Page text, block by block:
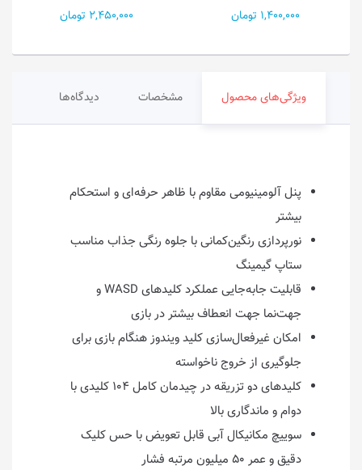
1,400,000 تومان
2,450,000 تومان
ویژگی‌های محصول مشخصات دیدگاه‌ها
پنل آلومینیومی مقاوم با ظاهر حرفه‌ای و استحکام
بیشتر
نورپردازی رنگین‌کمانی با جلوه رنگی جذاب مناسب
ستاپ گیمینگ
قابلیت جابه‌جایی عملکرد کلیدهای WASD و
جهت‌نما جهت انعطاف بیشتر در بازی
امکان غیرفعال‌سازی کلید ویندوز هنگام بازی برای
جلوگیری از خروج ناخواسته
کلیدهای دو تزریقه در چیدمان کامل ۱۰۴ کلیدی با
دوام و ماندگاری بالا
سوییچ مکانیکال آبی قابل تعویض با حس کلیک
دقیق و عمر ۵۰ میلیون مرتبه فشار